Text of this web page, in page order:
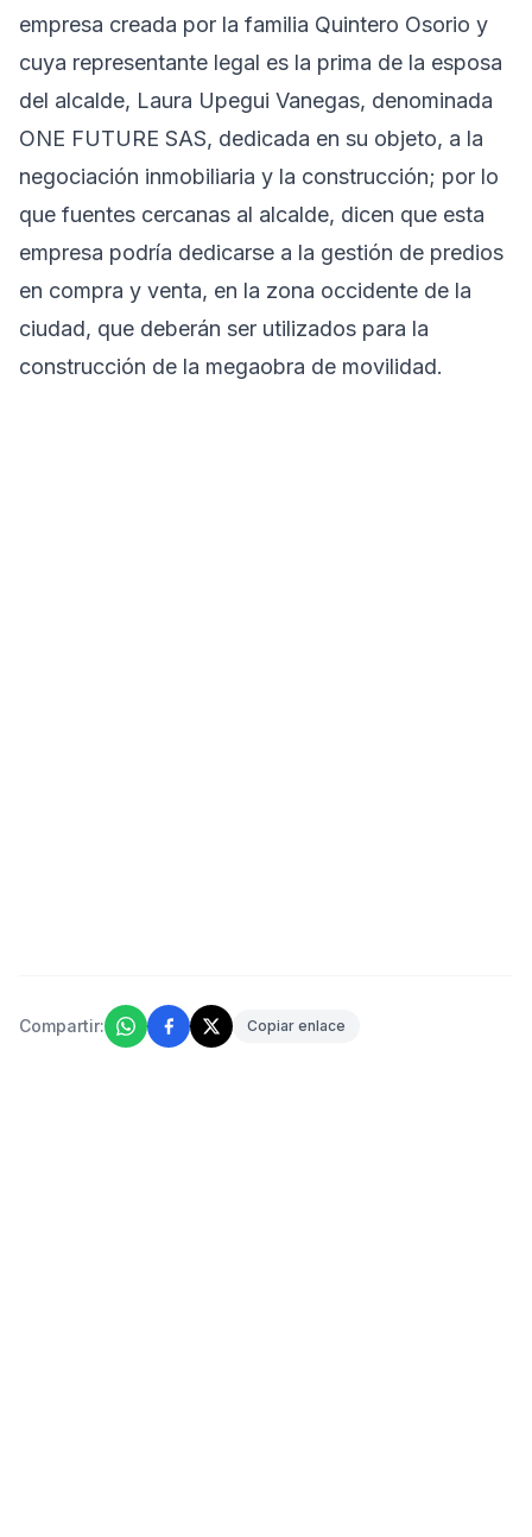
empresa creada por la familia Quintero Osorio y
cuya representante legal es la prima de la esposa
del alcalde, Laura Upegui Vanegas, denominada
ONE FUTURE SAS, dedicada en su objeto, a la
negociación inmobiliaria y la construcción; por lo
que fuentes cercanas al alcalde, dicen que esta
empresa podría dedicarse a la gestión de predios
en compra y venta, en la zona occidente de la
ciudad, que deberán ser utilizados para la
construcción de la megaobra de movilidad.
Compartir: Copiar enlace